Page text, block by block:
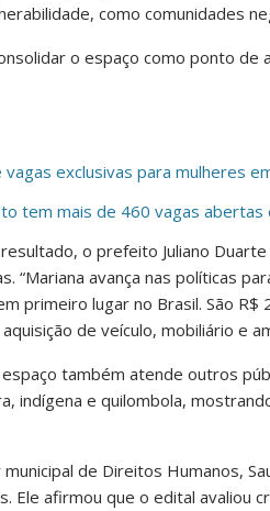
como comunidades
o espaço como ponto de
vagas exclusivas para mulheres
tem mais de 460 vagas
o prefeito Juliano
“Mariana avança nas políticas
primeiro lugar no Brasil. São
de veículo, mobiliário e
também atende outros
indígena e quilombola,
de Direitos Humanos,
Ele afirmou que o edital avaliou